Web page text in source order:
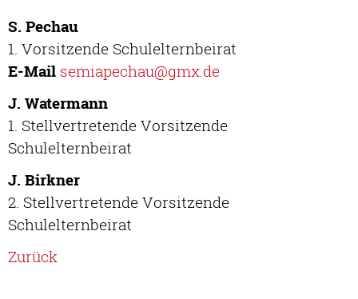
S. Pechau
1. Vorsitzende Schulelternbeirat
E-Mail semiapechau@gmx.de
J. Watermann
1. Stellvertretende Vorsitzende
Schulelternbeirat
J. Birkner
2. Stellvertretende Vorsitzende
Schulelternbeirat
Zurück